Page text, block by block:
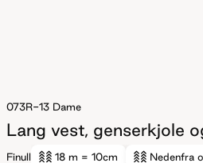
073R-13 Dame
Lang vest, genserkjole
Finull 18 m = 10cm Nedenfra